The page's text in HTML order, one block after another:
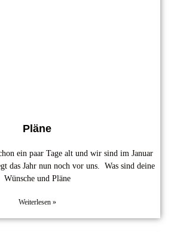
Pläne
ein paar Tage alt und wir sind im Januar
das Jahr nun noch vor uns. Was sind deine
Wünsche und Pläne
Weiterlesen »